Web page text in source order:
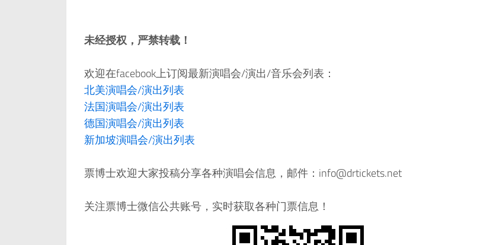
未经授权，严禁转载！
欢迎在facebook上订阅最新演唱会/演出/音乐会列表：
北美演唱会/演出列表
法国演唱会/演出列表
德国演唱会/演出列表
新加坡演唱会/演出列表
票博士欢迎大家投稿分享各种演唱会信息，邮件：info@drtickets.net
关注票博士微信公共账号，实时获取各种门票信息！